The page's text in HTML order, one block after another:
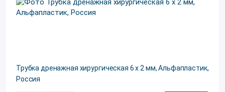
Трубка дренажная хирургическая 6 х 2 мм, Альфапластик,
Россия